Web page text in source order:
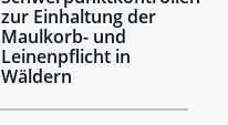
zur Einhaltung der
Maulkorb- und
Leinenpflicht in
Wäldern